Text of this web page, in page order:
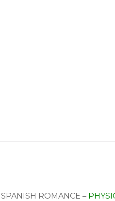
ROMANCE –